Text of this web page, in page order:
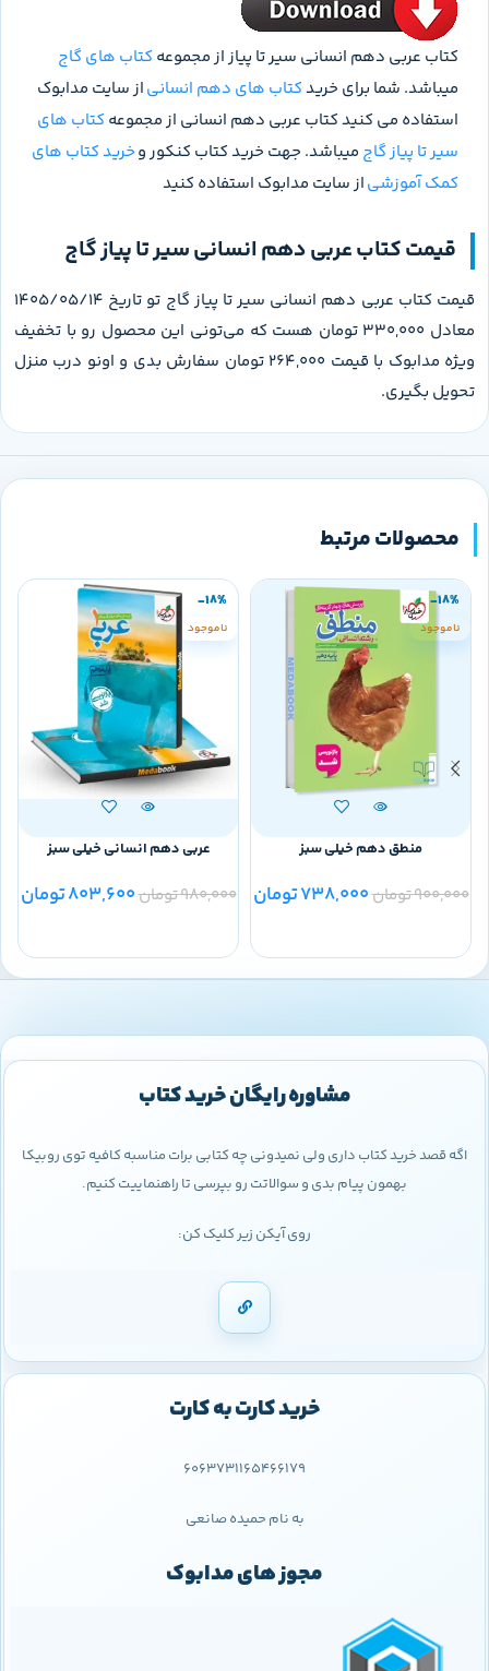
کتاب عربی دهم انسانی سیر تا پیاز از مجموعه کتاب های گاج
میباشد. شما برای خریدکتاب های دهم انسانیاز سایت مدابوک
استفاده می کنید کتاب عربی دهم انسانی از مجموعه کتاب های
سیر تا پیاز گاج میباشد. جهت خرید کتاب کنکور وخرید کتاب های
کمک آموزشیاز سایت مدابوک استفاده کنید
قیمت کتاب عربی دهم انسانی سیر تا پیاز گاج
قیمت کتاب عربی دهم انسانی سیر تا پیاز گاج تو تاریخ 1405/05/14
معادل 330,000 تومان هست که می‌تونی این محصول رو با تخفیف
ویژه مدابوک با قیمت 264,000 تومان سفارش بدی و اونو درب منزل
تحویل بگیری.
محصولات مرتبط
-18%
ناموجود
منطق دهم خیلی سبز
900,000تومان738,000تومان
-18%
ناموجود
عربی دهم انسانی خیلی سبز
980,000تومان803,600تومان
مشاوره رایگان خرید کتاب
اگه قصد خرید کتاب داری ولی نمیدونی چه کتابی برات مناسبه کافیه توی روبیکا
بهمون پیام بدی و سوالاتت رو بپرسی تا راهنماییت کنیم.
روی آیکن زیر کلیک کن:
خرید کارت به کارت
6063731165466179
به نام حمیده صانعی
مجوز های مدابوک